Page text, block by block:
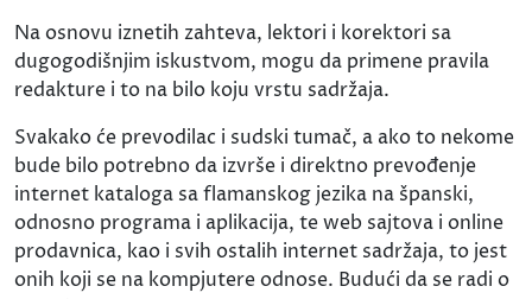
Na osnovu iznetih zahteva, lektori i korektori sa
dugogodišnjim iskustvom, mogu da primene pravila
redakture i to na bilo koju vrstu sadržaja.
Svakako će prevodilac i sudski tumač, a ako to nekome
bude bilo potrebno da izvrše i direktno prevođenje
internet kataloga sa flamanskog jezika na španski,
odnosno programa i aplikacija, te web sajtova i online
prodavnica, kao i svih ostalih internet sadržaja, to jest
onih koji se na kompjutere odnose. Budući da se radi o